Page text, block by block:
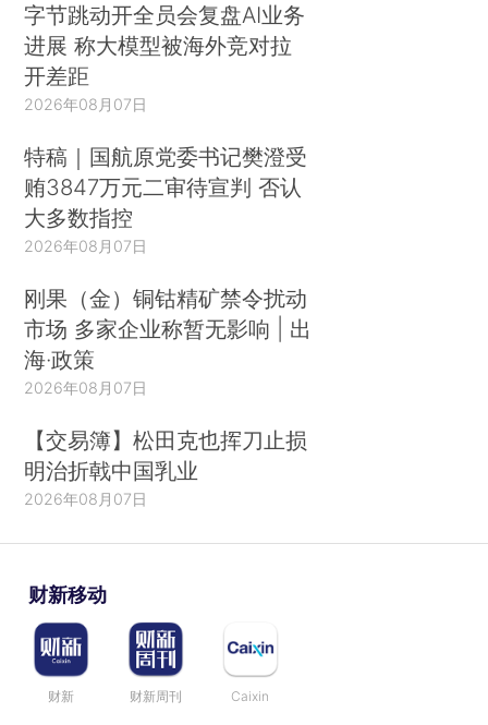
字节跳动开全员会复盘AI业务
进展 称大模型被海外竞对拉
开差距
2026年08月07日
特稿｜国航原党委书记樊澄受
贿3847万元二审待宣判 否认
大多数指控
2026年08月07日
刚果（金）铜钴精矿禁令扰动
市场 多家企业称暂无影响 | 出
海·政策
2026年08月07日
【交易簿】松田克也挥刀止损
明治折戟中国乳业
2026年08月07日
财新移动
财新 财新周刊 Caixin